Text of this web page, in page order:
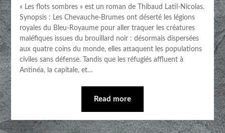
« Les flots sombres » est un roman de Thibaud Latil-Nicolas.
Synopsis : Les Chevauche-Brumes ont déserté les légions
royales du Bleu-Royaume pour aller traquer les créatures
maléfiques issues du brouillard noir : désormais dispersées
aux quatre coins du monde, elles attaquent les populations
civiles sans défense. Tandis que les réfugiés affluent à
Antinéa, la capitale, et…
Read more